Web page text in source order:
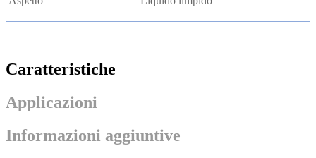
Caratteristiche
Applicazioni
Informazioni aggiuntive